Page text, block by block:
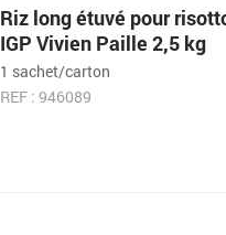
Riz long étuvé pour
IGP Vivien Paille 2,5 kg
1 sachet/carton
REF : 946089